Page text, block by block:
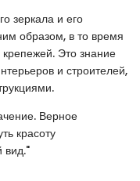
зеркала и его
образом, в то время
Это знание
и строителей,
Верное
красоту
вид."